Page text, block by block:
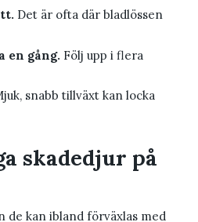
Det är ofta där bladlössen
en gång. Följ upp i flera
snabb tillväxt kan locka
skadedjur på
de kan ibland förväxlas med